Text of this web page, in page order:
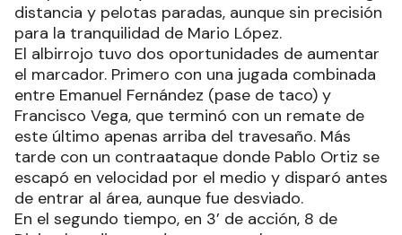
distancia y pelotas paradas, aunque sin precisión
para la tranquilidad de Mario López.
El albirrojo tuvo dos oportunidades de aumentar
el marcador. Primero con una jugada combinada
entre Emanuel Fernández (pase de taco) y
Francisco Vega, que terminó con un remate de
este último apenas arriba del travesaño. Más
tarde con un contraataque donde Pablo Ortiz se
escapó en velocidad por el medio y disparó antes
de entrar al área, aunque fue desviado.
En el segundo tiempo, en 3’ de acción, 8 de